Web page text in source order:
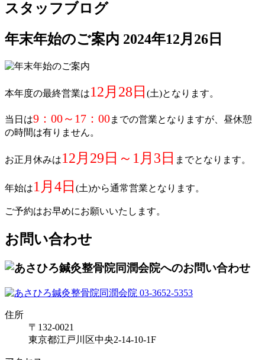
スタッフブログ
年末年始のご案内 2024年12月26日
本年度の最終営業は12月28日 (土)となります。
当日は9：00～17：00までの営業となりますが、昼休憩
の時間は有りません。
お正月休みは12月29日～1月3日 までとなります。
年始は1月4日 (土)から通常営業となります。
ご予約はお早めにお願いいたします。
お問い合わせ
住所
〒132-0021
東京都江戸川区中央2-14-10-1F